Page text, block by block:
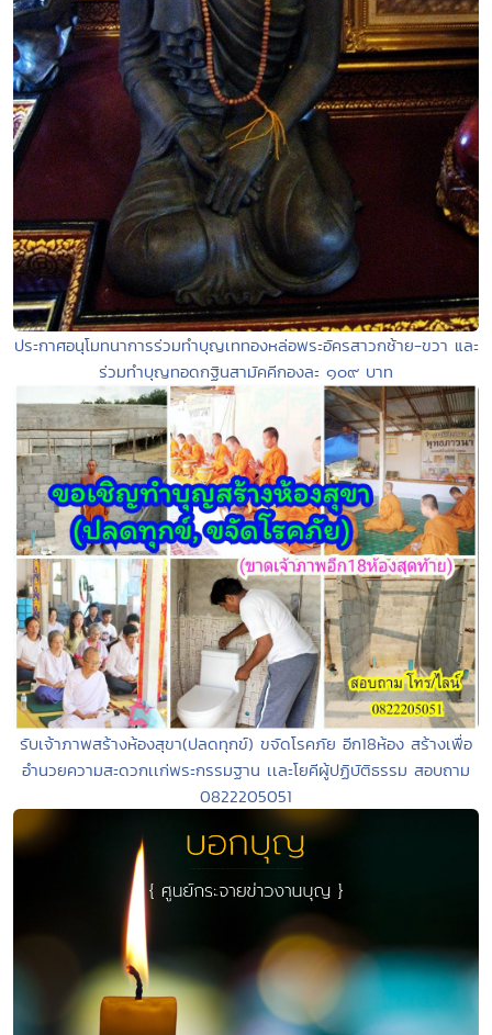
ประกาศอนุโมทนาการร่วมทำบุญเททองหล่อพระอัครสาวกซ้าย-ขวา และ
ร่วมทำบุญทอดกฐินสามัคคีกองละ ๑๐๙ บาท
รับเจ้าภาพสร้างห้องสุขา(ปลดทุกข์) ขจัดโรคภัย อีก18ห้อง สร้างเพื่อ
อำนวยความสะดวกเเก่พระกรรมฐาน เเละโยคีผู้ปฏิบัติธรรม สอบถาม
0822205051